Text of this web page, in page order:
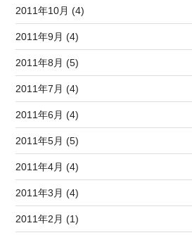
2011年10月 (4)
2011年9月 (4)
2011年8月 (5)
2011年7月 (4)
2011年6月 (4)
2011年5月 (5)
2011年4月 (4)
2011年3月 (4)
2011年2月 (1)